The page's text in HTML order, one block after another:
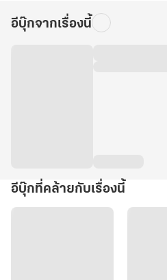
อีบุ๊กจากเรื่องนี้
อีบุ๊กที่คล้ายกับเรื่องนี้